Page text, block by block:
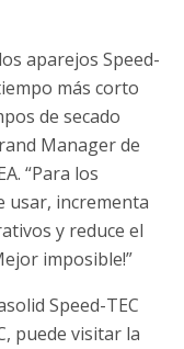
aparejos Speed-
más corto
de secado
Manager de
“Para los
usar, incrementa
y reduce el
imposible!”
Speed-TEC
puede visitar la